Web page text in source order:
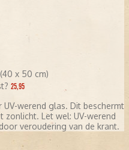
x 50 cm)
25,95
werend glas. Dit beschermt
Let wel: UV-werend
veroudering van de krant.